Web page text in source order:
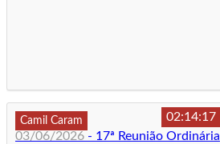
Camil Caram
02:14:17
03/06/2026 - 17ª Reunião Ordinária